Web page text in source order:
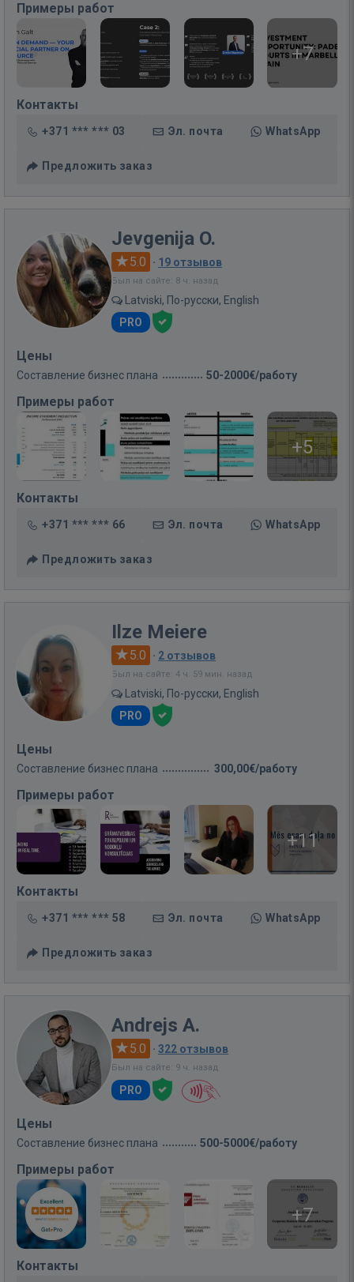
Примеры работ
+7
Контакты
+371 *** *** 03 Эл. почта WhatsApp
Предложить заказ
Jevgenija O.
5.0 · 19 отзывов
Был на сайте: 8 ч. назад
Latviski, По-русски, English
PRO
Цены
Составление бизнес плана 50-2000€/работу
Примеры работ
+5
Контакты
+371 *** *** 66 Эл. почта WhatsApp
Предложить заказ
Ilze Meiere
5.0 · 2 отзывов
Был на сайте: 4 ч. 59 мин. назад
Latviski, По-русски, English
PRO
Цены
Составление бизнес плана 300,00€/работу
Примеры работ
+11
Контакты
+371 *** *** 58 Эл. почта WhatsApp
Предложить заказ
Andrejs A.
5.0 · 322 отзывов
Был на сайте: 9 ч. назад
PRO
Цены
Составление бизнес плана 500-5000€/работу
Примеры работ
+7
Контакты